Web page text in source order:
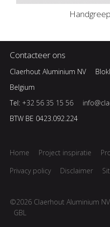
Contacteer ons
Claerhout Aluminium NV
Belgium
Tel: +32 56 35 15 56
BTW BE 0423.092.224
Home Project inspiratie
Privacy policy
Disclaimer
©2026 Claerhout Aluminium NV
GBL